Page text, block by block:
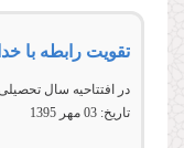
تقویت رابطه با
در افتتاحيه سال تحصيلی95 –
تاریخ: 03 مهر 1395